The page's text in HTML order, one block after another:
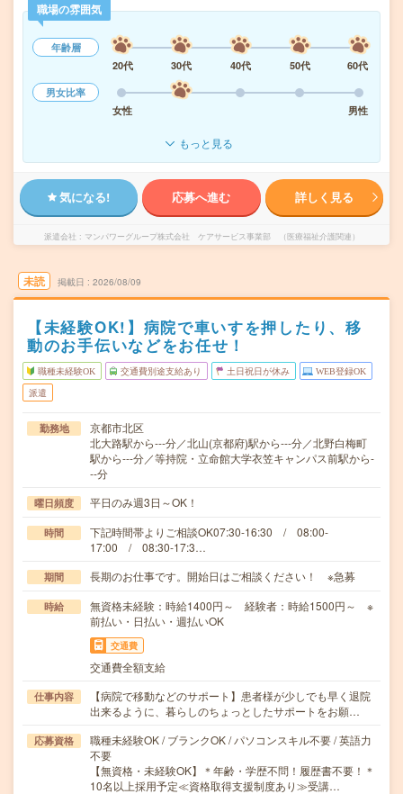
職場の雰囲気
年齢層
20代
30代 40代 50代
60代
男女比率
女性
男性
もっと見る
気になる! 応募へ進む 詳しく見る
派遣会社 マンパワーグループ株式会社 ケアサービス事業部 （医療福祉介護関連）
未読 掲載日 2026/08/09
【未経験OK!】病院で車いすを押したり、移
動のお手伝いなどをお任せ！
職種未経験OK 交通費別途支給あり 土日祝日が休み WEB登録OK
派遣
勤務地
京都市北区
北大路駅から---分／北山(京都府)駅から---分／北野白梅町
駅から---分／等持院・立命館大学衣笠キャンパス前駅から-
--分
曜日頻度 平日のみ週3日～OK！
時間
下記時間帯よりご相談OK07:30-16:30 / 08:00-
17:00 / 08:30-17:3…
期間 長期のお仕事です。開始日はご相談ください！ ※急募
時給
無資格未経験：時給1400円～ 経験者：時給1500円～ ※
前払い・日払い・週払いOK
交通費
交通費全額支給
仕事内容
【病院で移動などのサポート】患者様が少しでも早く退院
出来るように、暮らしのちょっとしたサポートをお願…
応募資格
職種未経験OK / ブランクOK / パソコンスキル不要 / 英語力
不要
【無資格・未経験OK】＊年齢・学歴不問！履歴書不要！＊
10名以上採用予定≪資格取得支援制度あり≫受講…